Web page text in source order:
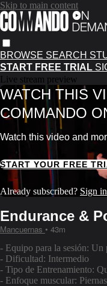
Skip to main content
BROWSE SEARCH
START FREE TRIAL
Live stream preview
WATCH THIS
COMMANDO
Watch this video and
START YOUR FREE
Already subscribed? Sign in
Endurance &
Mancuernas • 43m
- Equipo para la sesión: Un
- Dificultad: Intermedio
- Tipo de Entrenamiento:
- Enfoque muscular: Piernas